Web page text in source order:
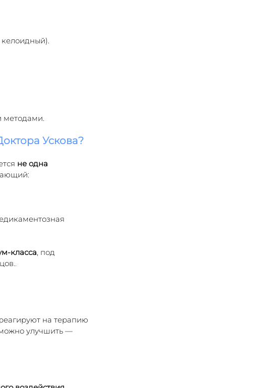
методами.
Ускова?
не одна
класса, под
.
на терапию
улучшить —